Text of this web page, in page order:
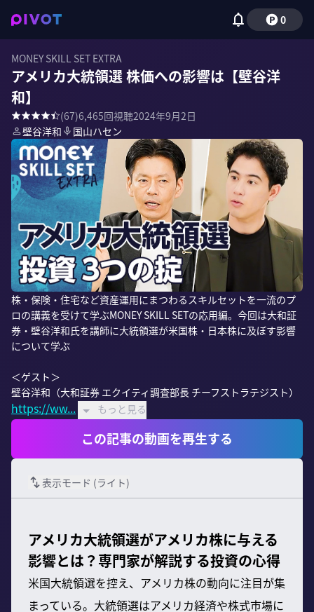
0
MONEY SKILL SET EXTRA
アメリカ大統領選 株価への影響は【壁谷洋
和】
(67)6,465回視聴2024年9月2日
壁谷洋和
国山ハセン
株・保険・住宅など資産運用にまつわるスキルセットを一流のプ
ロの講義を受けて学ぶMONEY SKILL SETの応用編。今回は大和証
券・壁谷洋和氏を講師に大統領選が米国株・日本株に及ぼす影響
について学ぶ
＜ゲスト＞
https://ww... もっと見る
この記事の動画を再生する
表示モード (ライト)
アメリカ大統領選がアメリカ株に与える
影響とは？専門家が解説する投資の心得
米国大統領選を控え、アメリカ株の動向に注目が集
まっている。大統領選はアメリカ経済や株式市場に